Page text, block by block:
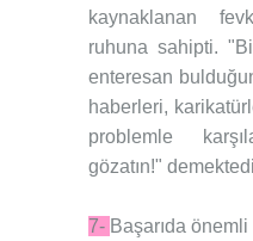
kaynaklanan
ruhuna sahipti.
enteresan
haberleri,
problemle
gözatın!"
7- Başarıda